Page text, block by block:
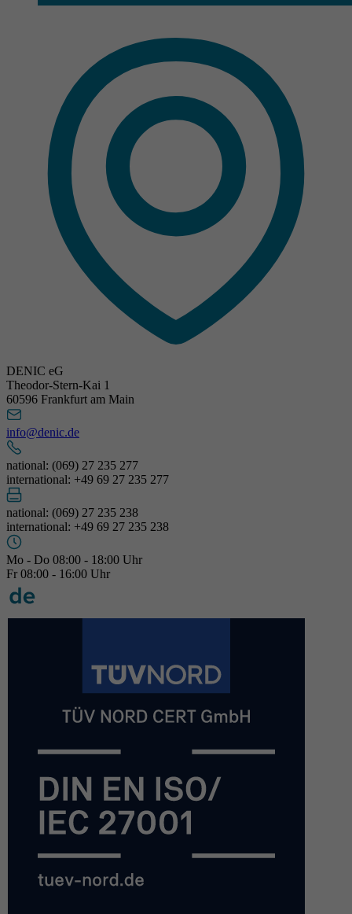
DENIC eG
Theodor-Stern-Kai 1
60596 Frankfurt am Main
info@denic.de
national: (069) 27 235 277
international: +49 69 27 235 277
national: (069) 27 235 238
international: +49 69 27 235 238
Mo - Do 08:00 - 18:00 Uhr
Fr 08:00 - 16:00 Uhr